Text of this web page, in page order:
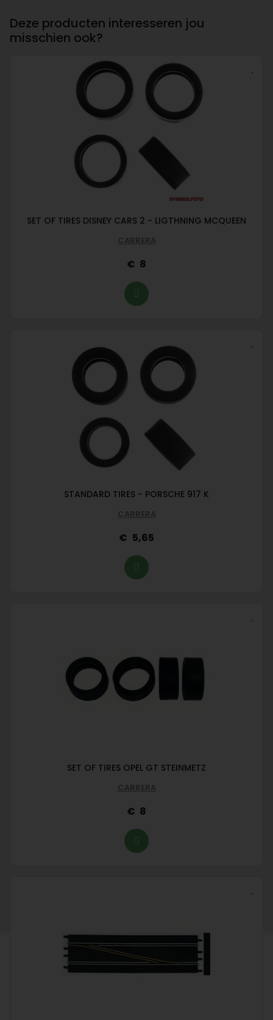
Deze producten interesseren jou
misschien ook?
SET OF TIRES DISNEY CARS 2 - LIGTHNING MCQUEEN
CARRERA
8
STANDARD TIRES - PORSCHE 917 K
CARRERA
5,65
SET OF TIRES OPEL GT STEINMETZ
CARRERA
8